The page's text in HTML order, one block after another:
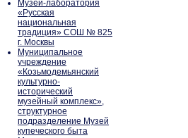
Музей-лаборатория
«Русская
национальная
традиция» СОШ № 825
г. Москвы
Муниципальное
учреждение
«Козьмодемьянский
культурно-
исторический
музейный комплекс»,
структурное
подразделение Музей
купеческого быта